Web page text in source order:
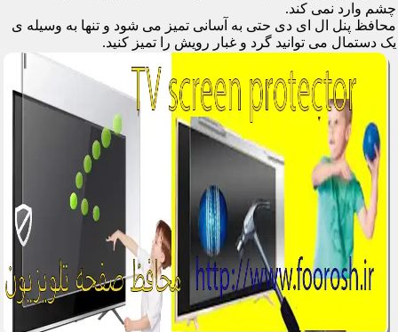
چشم وارد نمی کند.
محافظ پنل ال ای دی حتی به آسانی تمیز می شود و تنها به وسیله ی
یک دستمال می توانید گرد و غبار رویش را تمیز کنید.